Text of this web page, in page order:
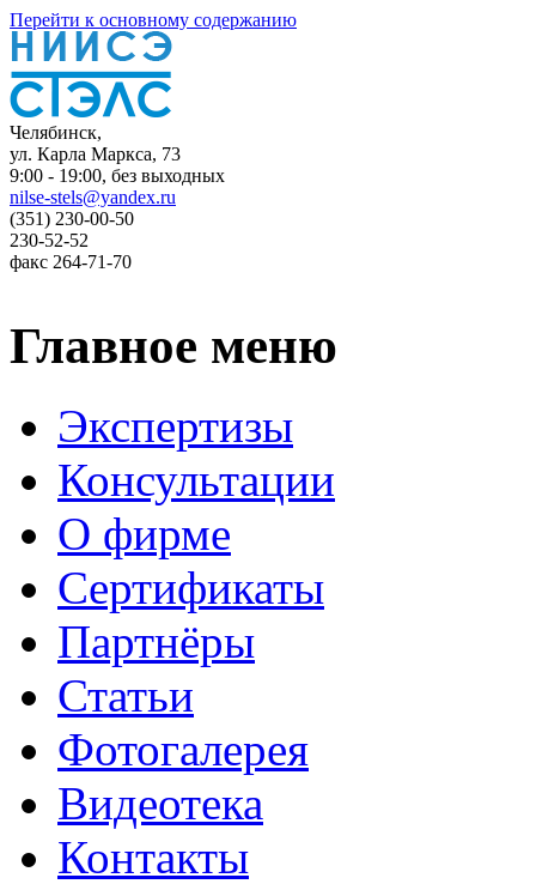
Перейти к основному содержанию
Челябинск,
ул. Карла Маркса, 73
9:00 - 19:00, без выходных
nilse-stels@yandex.ru
(351) 230-00-50
230-52-52
факс 264-71-70
Главное меню
Экспертизы
Консультации
О фирме
Сертификаты
Партнёры
Статьи
Фотогалерея
Видеотека
Контакты